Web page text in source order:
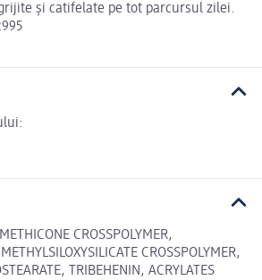
și catifelate pe tot parcursul zilei.
CROSSPOLYMER,
CROSSPOLYMER,
TRIBEHENIN, ACRYLATES